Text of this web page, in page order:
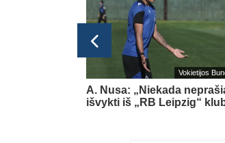
Vokietijos
A. Nusa: „Niekada
išvykti iš „RB Leipzig“